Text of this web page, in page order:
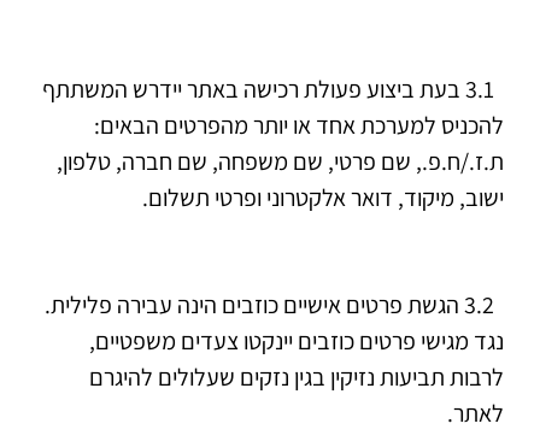
3.1 בעת ביצוע פעולת רכישה באתר יידרש המשתתף
להכניס למערכת אחד או יותר מהפרטים הבאים:
ת.ז./ח.פ., שם פרטי, שם משפחה, שם חברה, טלפון,
ישוב, מיקוד, דואר אלקטרוני ופרטי תשלום.
3.2 הגשת פרטים אישיים כוזבים הינה עבירה פלילית.
נגד מגישי פרטים כוזבים יינקטו צעדים משפטיים,
לרבות תביעות נזיקין בגין נזקים שעלולים להיגרם
לאתר.